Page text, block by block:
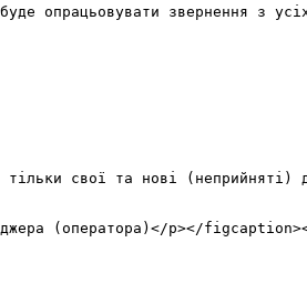
опрацьовувати звернення з
тільки свої та нові (неприйняті)
(оператора)</p></